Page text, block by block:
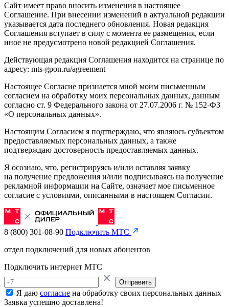
Сайт имеет право вносить изменения в настоящее
Соглашение. При внесении изменений в актуальной редакции
указывается дата последнего обновления. Новая редакция
Соглашения вступает в силу с момента ее размещения, если
иное не предусмотрено новой редакцией Соглашения.
Действующая редакция Соглашения находится на странице по
адресу: mts-gpon.ru/agreement
Настоящее Согласие признается мной моим письменным
согласием на обработку моих персональных данных, данным
согласно ст. 9 Федерального закона от 27.07.2006 г. № 152-ФЗ
«О персональных данных».
Настоящим Согласием я подтверждаю, что являюсь субъектом
предоставляемых персональных данных, а также
подтверждаю достоверность предоставляемых данных.
Я осознаю, что, регистрируясь и/или оставляя заявку
на получение предложения и/или подписываясь на получение
рекламной информации на Сайте, означает мое письменное
согласие с условиями, описанными в настоящем Согласии.
8 (800) 301-08-90 Подключить МТС
отдел подключений для новых абонентов
Подключить интернет МТС
Отправить
Я даю согласие на обработку своих персональных данных
Заявка успешно доставлена!